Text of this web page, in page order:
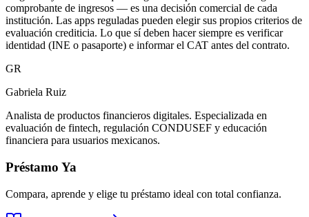
comprobante de ingresos — es una decisión comercial de cada
institución. Las apps reguladas pueden elegir sus propios criterios de
evaluación crediticia. Lo que sí deben hacer siempre es verificar
identidad (INE o pasaporte) e informar el CAT antes del contrato.
GR
Gabriela Ruiz
Analista de productos financieros digitales. Especializada en
evaluación de fintech, regulación CONDUSEF y educación
financiera para usuarios mexicanos.
Préstamo Ya
Compara, aprende y elige tu préstamo ideal con total confianza.